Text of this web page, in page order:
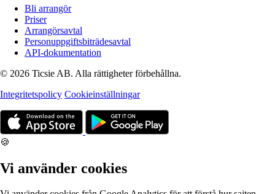
Bli arrangör
Priser
Arrangörsavtal
Personuppgiftsbiträdesavtal
API-dokumentation
© 2026 Ticsie AB. Alla rättigheter förbehållna.
Integritetspolicy Cookieinställningar
🍪
Vi använder cookies